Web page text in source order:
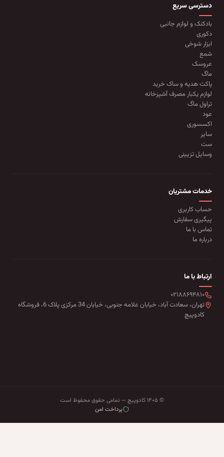
دسترسی سریع
بادکنک و لوازم جانبی
دکوری
ابزار شوخی
شمع
عروسک
ماگ
پاکت هدیه و ساک خرید
لوازم یکبار مصرف آشپزخانه
تراول ماگ
عود
اکسسوری
سایر
ست
وسایل تزیینی
خدمات مشتریان
حساب کاربری
پیگیری سفارش
تماس با ما
درباره ما
ارتباط با ما
۰۲۱۸۸۶۹۴۸۱۰
تهران، سعادت آباد، خیابان علامه جنوبی، خیابان 34 مرکزی پلاک 6، فروشگاه
کادوپیچ
© ۱۴۰۵ کادوپیچ — تمامی حقوق محفوظ است
پرداخت امن